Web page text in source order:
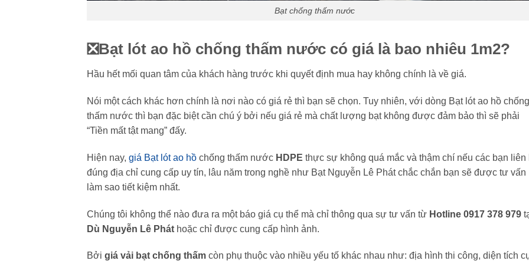
Bạt chống thấm nước
❎Bạt lót ao hồ chống thấm nước có giá là bao nhiêu 1m2?
Hầu hết mối quan tâm của khách hàng trước khi quyết định mua hay không chính là về giá.
Nói một cách khác hơn chính là nơi nào có giá rẻ thì bạn sẽ chọn. Tuy nhiên, với dòng Bạt lót ao hồ chống
thấm nước thì bạn đặc biệt cần chú ý bởi nếu giá rẻ mà chất lượng bạt không được đảm bảo thì sẽ phải
“Tiền mất tật mang” đấy.
Hiện nay, giá Bạt lót ao hồ chống thấm nước HDPE thực sự không quá mắc và thậm chí nếu các bạn liên
đúng địa chỉ cung cấp uy tín, lâu năm trong nghề như Bạt Nguyễn Lê Phát chắc chắn bạn sẽ được tư vấn
làm sao tiết kiệm nhất.
Chúng tôi không thể nào đưa ra một báo giá cụ thể mà chỉ thông qua sự tư vấn từ Hotline 0917 378 979
Dù Nguyễn Lê Phát hoặc chỉ được cung cấp hình ảnh.
Bởi giá vải bạt chống thấm còn phụ thuộc vào nhiều yếu tố khác nhau như: địa hình thi công, diện tích